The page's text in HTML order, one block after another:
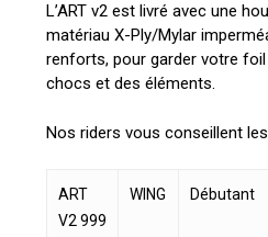
L’ART v2 est livré avec une
matériau X-Ply/Mylar
renforts, pour garder votre
chocs et des éléments.
Nos riders vous conseillent
ART
V2 999
WING Débutant